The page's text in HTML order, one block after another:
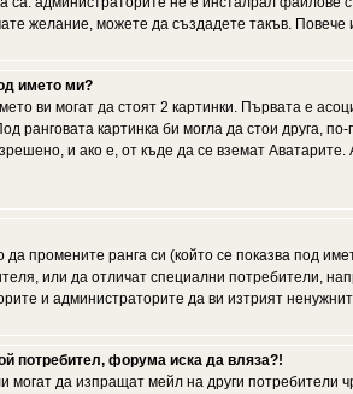
желание, можете да създадете такъв.
името ми?
ви могат да стоят 2 картинки. Първата е
ранговата картинка би могла да стои друга,
и ако е, от къде да се вземат
промените ранга си (който се показва под
или да отличат специални потребители,
и администраторите да ви изтрият
потребител, форума иска да вляза?!
могат да изпращат мейл на други потребители